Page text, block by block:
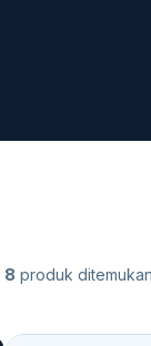
8 produk